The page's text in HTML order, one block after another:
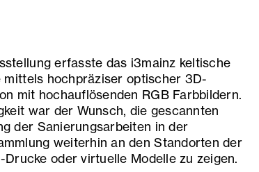
erfasste das i3mainz keltische
mittels hochpräziser optischer 3D-
mit hochauflösenden RGB Farbbildern.
war der Wunsch, die gescannten
der Sanierungsarbeiten in der
weiterhin an den Standorten der
oder virtuelle Modelle zu zeigen.